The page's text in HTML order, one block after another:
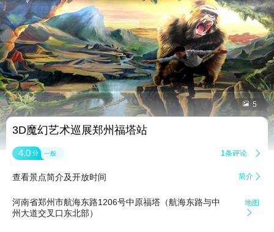
 5
3D魔幻艺术巡展郑州福塔站
4.0 分 一般 1条评论 
查看景点简介及开放时间 简介 
河南省郑州市航海东路1206号中原福塔（航海东路与中
州大道交叉口东北部）
地图

